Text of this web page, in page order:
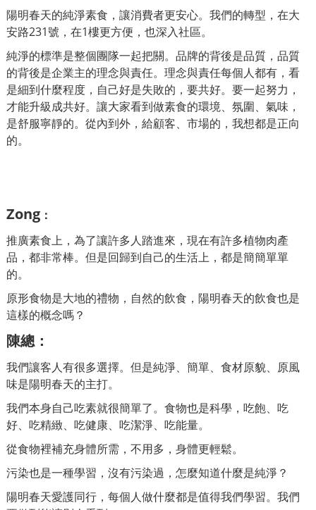
陽明春天的純淨素食，讓消費者更安心。我們的轉型，在大
安路231號，在1樓更方便，也深入社區。
純淨的標準是整個團隊一起把關。品牌的背後是品質，品質
的背後是企業主的理念與責任。理念與責任每個人都有，看
是細到什麼程度，自己好是失敗的，要共好。要一起努力，
才能升級成共好。 讓大家看到做素食的環境、氛圍、氣味，
是舒服寧靜的。從內到外，給顧客、市場的，我想都是正向
的。
Zong ：
推廣素食上，為了讓許多人踏進來，現在有許多植物肉產
品，都非常棒。但是回歸到自己的生活上，都是簡簡單單
的。
原形食物是大地的禮物，自然的飲食，陽明春天的飲食也是
這樣的概念嗎？
陳總：
我們讓客人有很多選擇。但是純淨、簡單、食材原貌、原風
味是陽明春天的主打。
我們本身自己吃素就很簡單了。食物也是科學，吃飽、吃
好、吃精緻、吃健康、吃潔淨、吃能量。
從食物裡補充身體所需，不用多，身體更輕鬆。
污染也是一種學習，沒有污染過，怎麼知道什麼是純淨？
陽明春天愛護同行，每個人做什麼都是值得我們學習。我們